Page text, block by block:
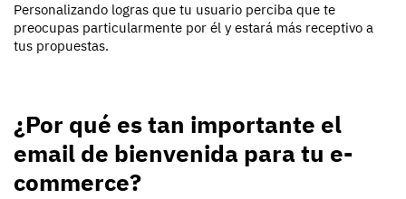
Personalizando logras que tu usuario perciba que te
preocupas particularmente por él y estará más receptivo a
tus propuestas.
¿Por qué es tan importante el
email de bienvenida para tu e-
commerce?